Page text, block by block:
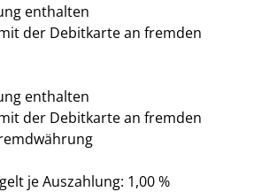
enthalten
der Debitkarte an fremden
enthalten
der Debitkarte an fremden
je Auszahlung: 1,00 %